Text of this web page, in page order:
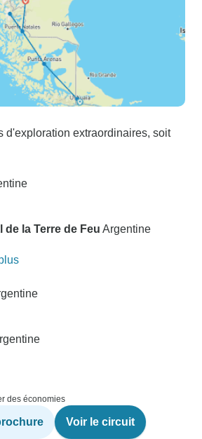
d'exploration extraordinaires, soit
de la Terre de Feu Argentine
des économies
Voir le circuit